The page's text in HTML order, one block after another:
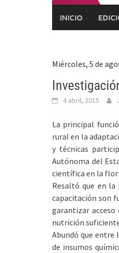
INICIO
Miércoles, 5 de
4 abril, 2015
La principal
rural en la
y técnicas
Autónoma del
científica en la
Resaltó que en
capacitación son
garantizar
nutrición
Abundó que entre
de insumos